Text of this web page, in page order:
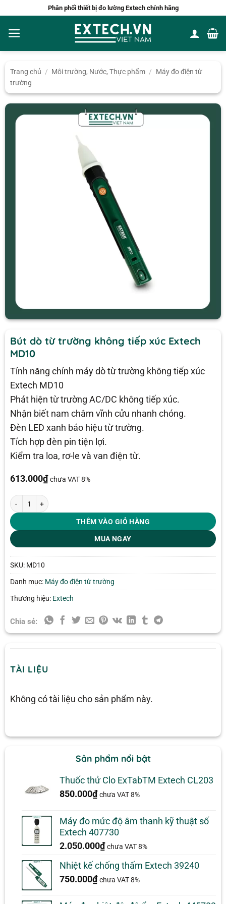
nội
dung
Phân phối thiết bị đo lường Extech chính hãng
Trang chủ / Môi trường, Nước, Thực phẩm /
Máy đo điện từ
trường
Bút dò từ trường không tiếp xúc Extech
MD10
Tính năng chính máy dò từ trường không tiếp xúc
Extech MD10
Phát hiện từ trường AC/DC không tiếp xúc.
Nhận biết nam châm vĩnh cửu nhanh chóng.
Đèn LED xanh báo hiệu từ trường.
Tích hợp đèn pin tiện lợi.
Kiểm tra loa, rơ-le và van điện từ.
613.000₫ chưa VAT 8%
Bút dò từ trường không tiếp xúc Extech MD10 số lượng
THÊM VÀO GIỎ HÀNG
MUA NGAY
SKU: MD10
Danh mục: Máy đo điện từ trường
Thương hiệu: Extech
Chia sẻ:
TÀI LIỆU
Không có tài liệu cho sản phẩm này.
Sản phẩm nổi bật
Thuốc thử Clo ExTabTM Extech CL203
850.000₫ chưa VAT 8%
Máy đo mức độ âm thanh kỹ thuật số
Extech 407730
2.050.000₫ chưa VAT 8%
Nhiệt kế chống thấm Extech 39240
750.000₫ chưa VAT 8%